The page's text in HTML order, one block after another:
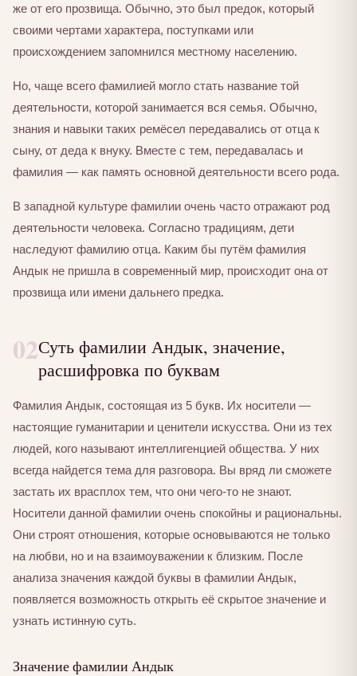
же от его прозвища. Обычно, это был предок, который
своими чертами характера, поступками или
происхождением запомнился местному населению.
Но, чаще всего фамилией могло стать название той
деятельности, которой занимается вся семья. Обычно,
знания и навыки таких ремёсел передавались от отца к
сыну, от деда к внуку. Вместе с тем, передавалась и
фамилия — как память основной деятельности всего рода.
В западной культуре фамилии очень часто отражают род
деятельности человека. Согласно традициям, дети
наследуют фамилию отца. Каким бы путём фамилия
Андык не пришла в современный мир, происходит она от
прозвища или имени дальнего предка.
02Суть фамилии Андык, значение,
расшифровка по буквам
Фамилия Андык, состоящая из 5 букв. Их носители —
настоящие гуманитарии и ценители искусства. Они из тех
людей, кого называют интеллигенцией общества. У них
всегда найдется тема для разговора. Вы вряд ли сможете
застать их врасплох тем, что они чего-то не знают.
Носители данной фамилии очень спокойны и рациональны.
Они строят отношения, которые основываются не только
на любви, но и на взаимоуважении к близким. После
анализа значения каждой буквы в фамилии Андык,
появляется возможность открыть её скрытое значение и
узнать истинную суть.
Значение фамилии Андык